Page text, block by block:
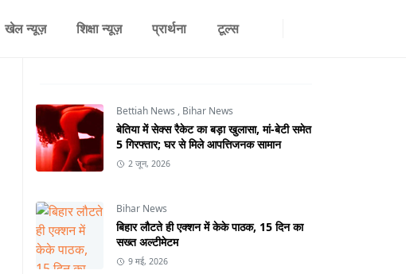
खेल न्यूज़ शिक्षा न्यूज़ प्रार्थना टूल्स
Bettiah News , Bihar News
बेतिया में सेक्स रैकेट का बड़ा खुलासा, मां-बेटी समेत
5 गिरफ्तार; घर से मिले आपत्तिजनक सामान
2 जून, 2026
Bihar News
बिहार लौटते ही एक्शन में केके पाठक, 15 दिन का
सख्त अल्टीमेटम
9 मई, 2026